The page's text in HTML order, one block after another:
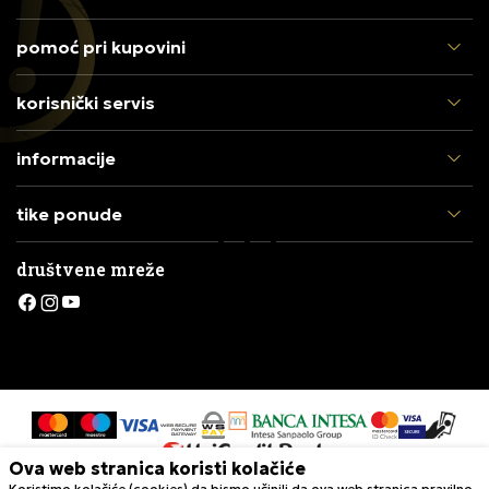
pomoć pri kupovini
korisnički servis
informacije
tike ponude
društvene mreže
Ova web stranica koristi kolačiće